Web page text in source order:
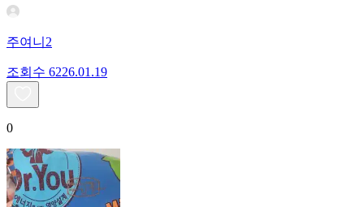
주여니2
조회수 6226.01.19
0